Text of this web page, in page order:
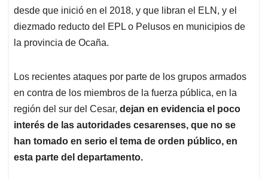
desde que inició en el 2018, y que libran el ELN, y el
diezmado reducto del EPL o Pelusos en municipios de
la provincia de Ocaña.
Los recientes ataques por parte de los grupos armados
en contra de los miembros de la fuerza pública, en la
región del sur del Cesar, dejan en evidencia el poco
interés de las autoridades cesarenses, que no se
han tomado en serio el tema de orden público, en
esta parte del departamento.